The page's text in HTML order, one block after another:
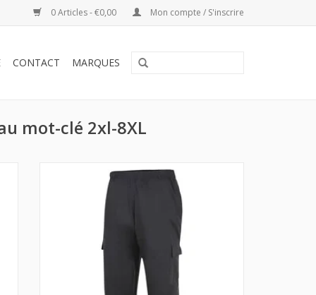
0 Articles - €0,00 Mon compte / S'inscrire
CONTACT MARQUES
mot-clé 2xl-8XL